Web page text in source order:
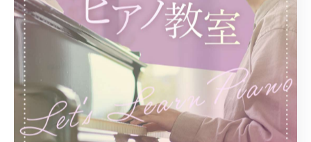
#心温まる時間
#音楽でつなぐ
#季節の喜び
#心に響く音楽
#特別なひととき
#笑顔と幸せ
#幸せを分かち合う